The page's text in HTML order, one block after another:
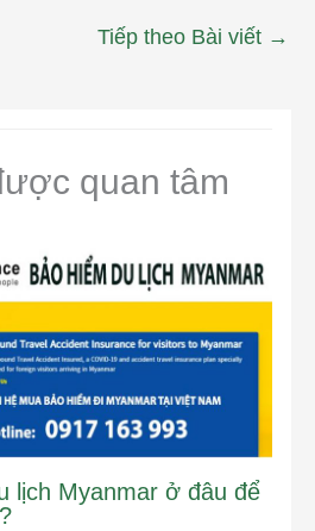
Tiếp theo Bài viết →
quan tâm
lịch Myanmar ở đâu để